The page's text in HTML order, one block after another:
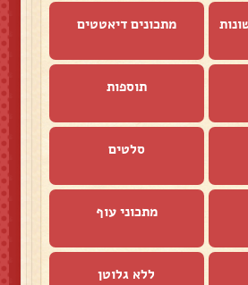
מתכונים דיאטטים
תוספות
סלטים
מתכוני עוף
ללא גלוטן